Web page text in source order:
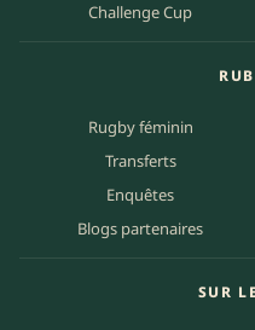
Challenge Cup
Rugby féminin
Transferts
Enquêtes
Blogs partenaires
SUR